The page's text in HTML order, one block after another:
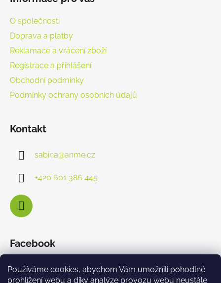
Používáme cookies, abychom Vám umožnili pohodlné
prohlížení webu a díky analýze provozu webu neustále
O společnosti
Doprava a platby
Reklamace a vrácení zboží
Registrace a přihlášení
Obchodní podmínky
Podmínky ochrany osobních údajů
Kontakt
sabina@anme.cz
+420 601 386 445
Facebook